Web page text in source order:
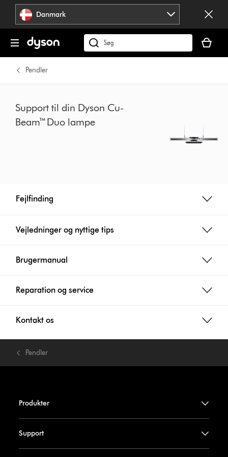
Spring
navigation
Danmark
Søg
på
er
tom
Pendler
Support til din Dyson Cu-
Beam™ Duo lampe
Fejlfinding
Vejledninger og nyttige tips
Brugermanual
Reparation og service
Kontakt os
Pendler
Produkter
Support